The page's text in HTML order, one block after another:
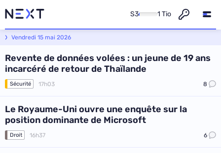
S3 1 Tio
Next - L'actualité informatique et numérique
Vendredi 15 mai 2026
Revente de données volées : un jeune de 19 ans
incarcéré de retour de Thaïlande
Sécurité 17h03 8
Le Royaume-Uni ouvre une enquête sur la
position dominante de Microsoft
Droit 16h37 6